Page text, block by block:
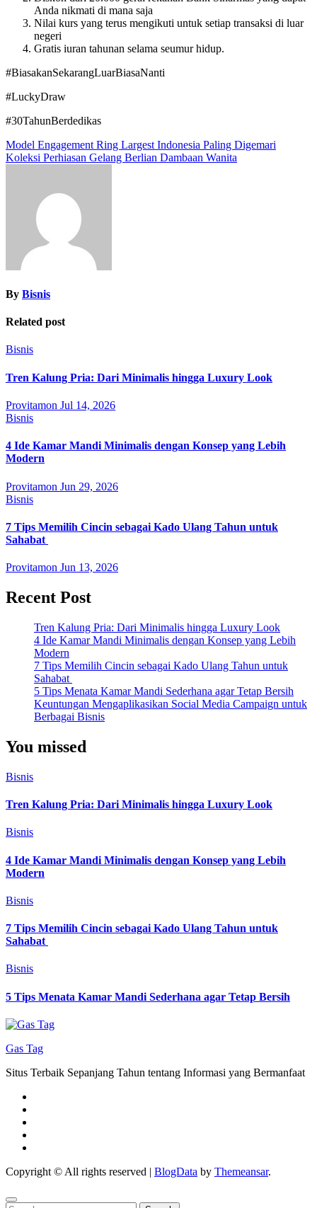
Anda nikmati di mana saja
Nilai kurs yang terus mengikuti untuk setiap transaksi di luar
negeri
Gratis iuran tahunan selama seumur hidup.
#BiasakanSekarangLuarBiasaNanti
#LuckyDraw
#30TahunBerdedikas
Post
navigation
Model Engagement Ring Largest Indonesia Paling Digemari
Koleksi Perhiasan Gelang Berlian Dambaan Wanita
By Bisnis
Related post
Bisnis
Tren Kalung Pria: Dari Minimalis hingga Luxury Look
Provitamon Jul 14, 2026
Bisnis
4 Ide Kamar Mandi Minimalis dengan Konsep yang Lebih
Modern
Provitamon Jun 29, 2026
Bisnis
7 Tips Memilih Cincin sebagai Kado Ulang Tahun untuk
Sahabat
Provitamon Jun 13, 2026
Recent Post
Tren Kalung Pria: Dari Minimalis hingga Luxury Look
4 Ide Kamar Mandi Minimalis dengan Konsep yang Lebih
Modern
7 Tips Memilih Cincin sebagai Kado Ulang Tahun untuk
Sahabat
5 Tips Menata Kamar Mandi Sederhana agar Tetap Bersih
Keuntungan Mengaplikasikan Social Media Campaign untuk
Berbagai Bisnis
You missed
Bisnis
Tren Kalung Pria: Dari Minimalis hingga Luxury Look
Bisnis
4 Ide Kamar Mandi Minimalis dengan Konsep yang Lebih
Modern
Bisnis
7 Tips Memilih Cincin sebagai Kado Ulang Tahun untuk
Sahabat
Bisnis
5 Tips Menata Kamar Mandi Sederhana agar Tetap Bersih
Gas Tag
Situs Terbaik Sepanjang Tahun tentang Informasi yang Bermanfaat
Copyright © All rights reserved | BlogData by Themeansar.